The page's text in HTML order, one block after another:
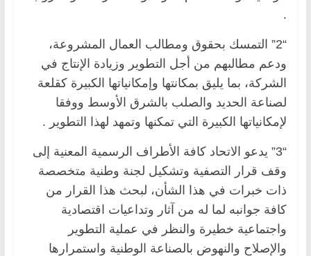
.
“2” التمسك بحقوق ومطالب العمال المشروعة،
ودعم مطالبهم من أجل التطوير وزيادة الإنتاج في
الشركة، بما يليق بمكانتها وإمكانياتها الكبيرة كقلعة
لصناعة الحديد والصلب بالشرق الأوسط ووفقا
لإمكانياتها الكبيرة التي تمكنها وتمهد لهذا التطوير .
“3” يدعو الاتحاد كافة الأطراف الرسمية المعنية إلى
وقف قرار التصفية وتشكيل لجنة وطنية متخصصة
ذات خبرات في هذا الشأن، لبحث هذا القرار من
كافة جوانبه لما له من آثار وتداعيات اقتصادية
واجتماعية خطيرة والنظر في عملية التطوير
والإصلاح والنهوض بالصناعة الوطنية واستمرارها